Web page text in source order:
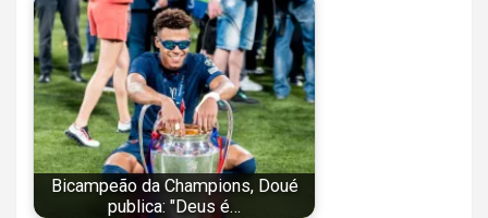
Bicampeão da Champions, Doué
publica: "Deus é…